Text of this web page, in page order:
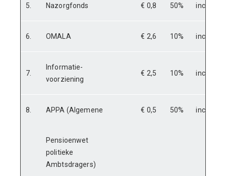
5. Nazorgfonds € 0,8 50%
6. OMALA € 2,6 10%
7.
Informatie-
voorziening
€ 2,5 10%
8. APPA (Algemene € 0,5 50%
Pensioenwet
politieke
Ambtsdragers)